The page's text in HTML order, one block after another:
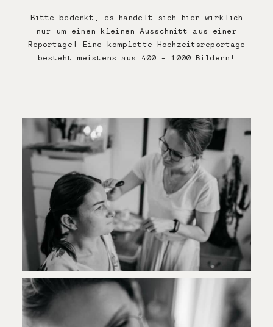
Bitte bedenkt, es handelt sich hier wirklich
nur um einen kleinen Ausschnitt aus einer
Reportage! Eine komplette Hochzeitsreportage
besteht meistens aus 400 - 1000 Bildern!